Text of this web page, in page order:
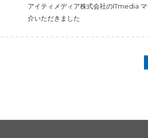
アイティメディア株式会社のITmedia
介いただきました